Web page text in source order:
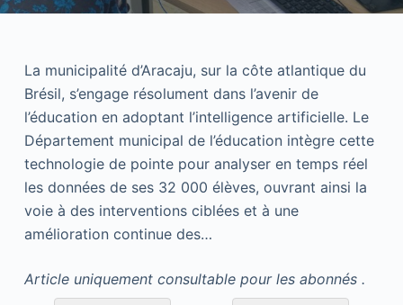
u
La municipalité d’Aracaju, sur la côte atlantique du
Brésil, s’engage résolument dans l’avenir de
l’éducation en adoptant l’intelligence artificielle. Le
Département municipal de l’éducation intègre cette
technologie de pointe pour analyser en temps réel
les données de ses 32 000 élèves, ouvrant ainsi la
voie à des interventions ciblées et à une
amélioration continue des…
Article uniquement consultable pour les abonnés .